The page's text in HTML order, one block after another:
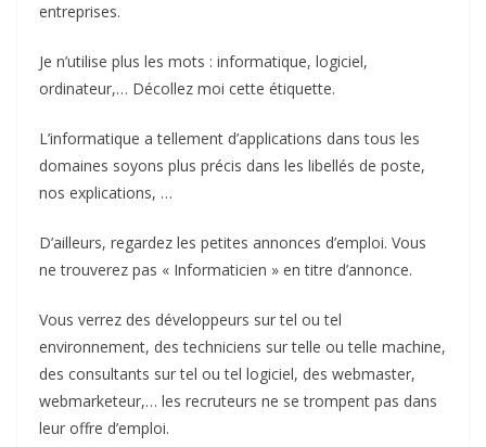
entreprises.
Je n’utilise plus les mots : informatique, logiciel,
ordinateur,… Décollez moi cette étiquette.
L’informatique a tellement d’applications dans tous les
domaines soyons plus précis dans les libellés de poste,
nos explications, …
D’ailleurs, regardez les petites annonces d’emploi. Vous
ne trouverez pas « Informaticien » en titre d’annonce.
Vous verrez des développeurs sur tel ou tel
environnement, des techniciens sur telle ou telle machine,
des consultants sur tel ou tel logiciel, des webmaster,
webmarketeur,… les recruteurs ne se trompent pas dans
leur offre d’emploi.